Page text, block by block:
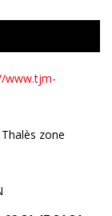
www.tjm-
zone